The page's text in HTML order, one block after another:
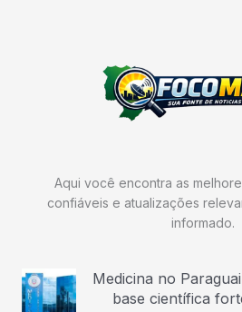
Aqui você encontra as
confiáveis e atualizações
informado.
Medicina no
base científica